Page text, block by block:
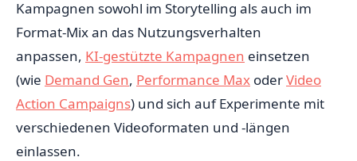
Kampagnen sowohl im Storytelling als auch im
Format-Mix an das Nutzungsverhalten
anpassen, KI-gestützte Kampagnen einsetzen
(wie Demand Gen, Performance Max oderVideo
Action Campaigns) und sich auf Experimente mit
verschiedenen Videoformaten und -längen
einlassen.